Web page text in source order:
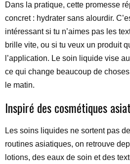
Dans la pratique, cette promesse
concret : hydrater sans alourdir.
intéressant si tu n’aimes pas les
brille vite, ou si tu veux un produit
l’application. Le soin liquide vise
ce qui change beaucoup de
le matin.
Inspiré des cosmétiques
Les soins liquides ne sortent pas
routines asiatiques, on retrouve
lotions, des eaux de soin et des